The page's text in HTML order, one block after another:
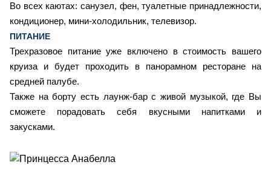
Во всех каютах: санузел, фен, туалетные принадлежности,
кондиционер, мини-холодильник, телевизор.
ПИТАНИЕ
Трехразовое питание уже включено в стоимость вашего
круиза и будет проходить в панорамном ресторане на
средней палубе.
Также на борту есть лаунж-бар с живой музыкой, где Вы
сможете порадовать себя вкусными напитками и
закусками.